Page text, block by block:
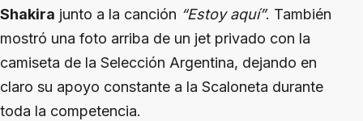
Shakira junto a la canción “Estoy aquí”. También
mostró una foto arriba de un jet privado con la
camiseta de la Selección Argentina, dejando en
claro su apoyo constante a la Scaloneta durante
toda la competencia.